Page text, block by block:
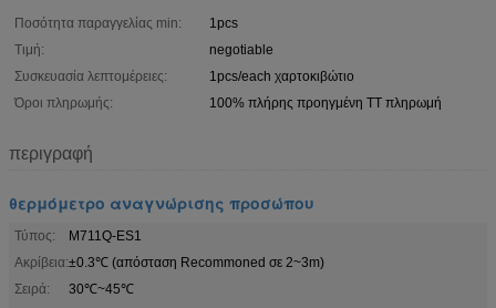
Ποσότητα παραγγελίας min:
1pcs
Τιμή:
negotiable
Συσκευασία λεπτομέρειες:
1pcs/each χαρτοκιβώτιο
Όροι πληρωμής:
100% πλήρης προηγμένη TT πληρωμή
περιγραφή
θερμόμετρο αναγνώρισης προσώπου
Τύπος:
M711Q-ES1
Ακρίβεια:±0.3℃ (απόσταση Recommoned σε 2~3m)
Σειρά:
30℃~45℃